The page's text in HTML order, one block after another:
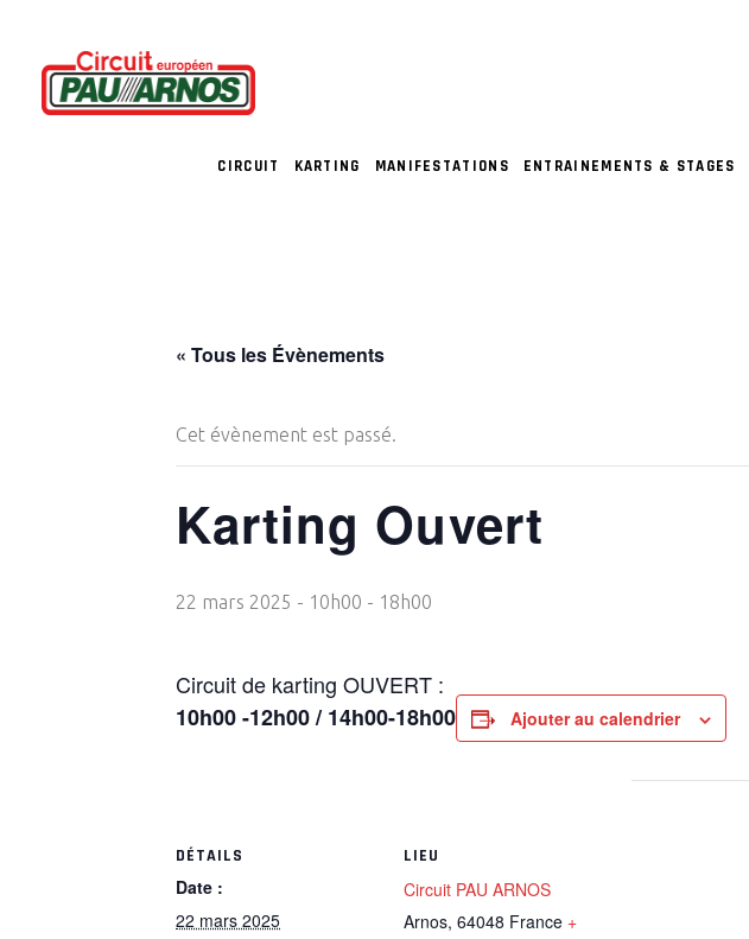
CIRCUIT KARTING MANIFESTATIONS ENTRAINEMENTS & STAGES
« Tous les Évènements
Cet évènement est passé.
Karting Ouvert
22 mars 2025 - 10h00 - 18h00
Circuit de karting OUVERT :
10h00 -12h00 / 14h00-18h00
Ajouter au calendrier
DÉTAILS
Date :
22 mars 2025
LIEU
Circuit PAU ARNOS
Arnos, 64048 France +